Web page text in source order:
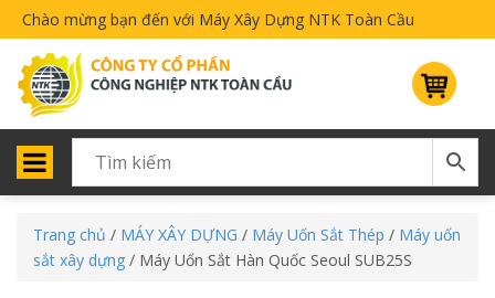
Chào mừng bạn đến với Máy Xây Dựng NTK Toàn Cầu
Trang chủ / MÁY XÂY DỰNG / Máy Uốn Sắt Thép / Máy uốn
sắt xây dựng / Máy Uốn Sắt Hàn Quốc Seoul SUB25S